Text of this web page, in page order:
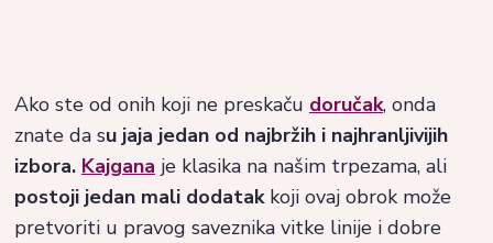
Ako ste od onih koji ne preskaču doručak, onda
znate da su jaja jedan od najbržih i najhranljivijih
izbora. Kajgana je klasika na našim trpezama, ali
postoji jedan mali dodatakkoji ovaj obrok može
pretvoriti u pravog saveznika vitke linije i dobre